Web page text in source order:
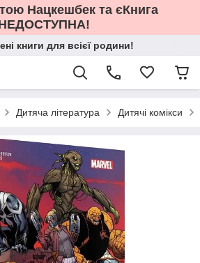
Нацкешбек та єКнига
книги для всієї родини!
Дитяча література Дитячі комікси